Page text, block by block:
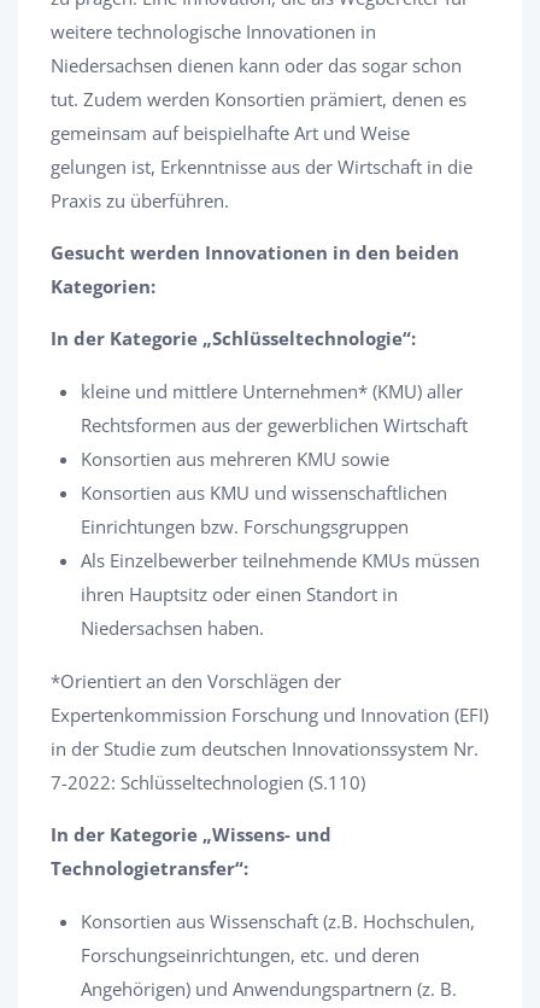
weitere technologische Innovationen in
Niedersachsen dienen kann oder das sogar schon
tut. Zudem werden Konsortien prämiert, denen es
gemeinsam auf beispielhafte Art und Weise
gelungen ist, Erkenntnisse aus der Wirtschaft in die
Praxis zu überführen.
Gesucht werden Innovationen in den beiden
Kategorien:
In der Kategorie „Schlüsseltechnologie“:
kleine und mittlere Unternehmen* (KMU) aller
Rechtsformen aus der gewerblichen Wirtschaft
Konsortien aus mehreren KMU sowie
Konsortien aus KMU und wissenschaftlichen
Einrichtungen bzw. Forschungsgruppen
Als Einzelbewerber teilnehmende KMUs müssen
ihren Hauptsitz oder einen Standort in
Niedersachsen haben.
*Orientiert an den Vorschlägen der
Expertenkommission Forschung und Innovation (EFI)
in der Studie zum deutschen Innovationssystem Nr.
7-2022: Schlüsseltechnologien (S.110)
In der Kategorie „Wissens- und
Technologietransfer“:
Konsortien aus Wissenschaft (z.B. Hochschulen,
Forschungseinrichtungen, etc. und deren
Angehörigen) und Anwendungspartnern (z. B.